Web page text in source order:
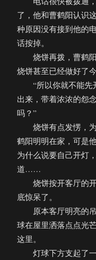
了，他和曹鹤阳认识
种原因没有接到他的
话按掉。
烧饼再拨，曹鹤阳
烧饼甚至已经做好了
“所以你就不能先
出来，带着浓浓的怨
吗？”
烧饼有点发愣，为
鹤阳明明在家，可是
为什么说要自己开灯
道……
烧饼按开客厅的开
底惊呆了。
原本客厅明亮的吊
球在屋里洒落点点光
这里。
灯球下方支起了一